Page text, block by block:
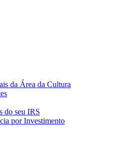
da Área da Cultura
do seu IRS
por Investimento